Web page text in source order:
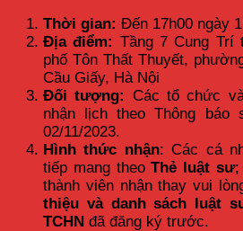
Thời gian: Đến 17h00 ngày
Địa điểm: Tầng 7 Cung Trí
phố Tôn Thất Thuyết,
Cầu Giấy, Hà Nội
Đối tượng: Các tổ chức
nhận lịch theo Thông báo
02/11/2023.
Hình thức nhận: Các cá
tiếp mang theoThẻ luật sư;
thành viên nhận thay vui
thiệu và danh sách luật
TCHN đã đăng ký trước.